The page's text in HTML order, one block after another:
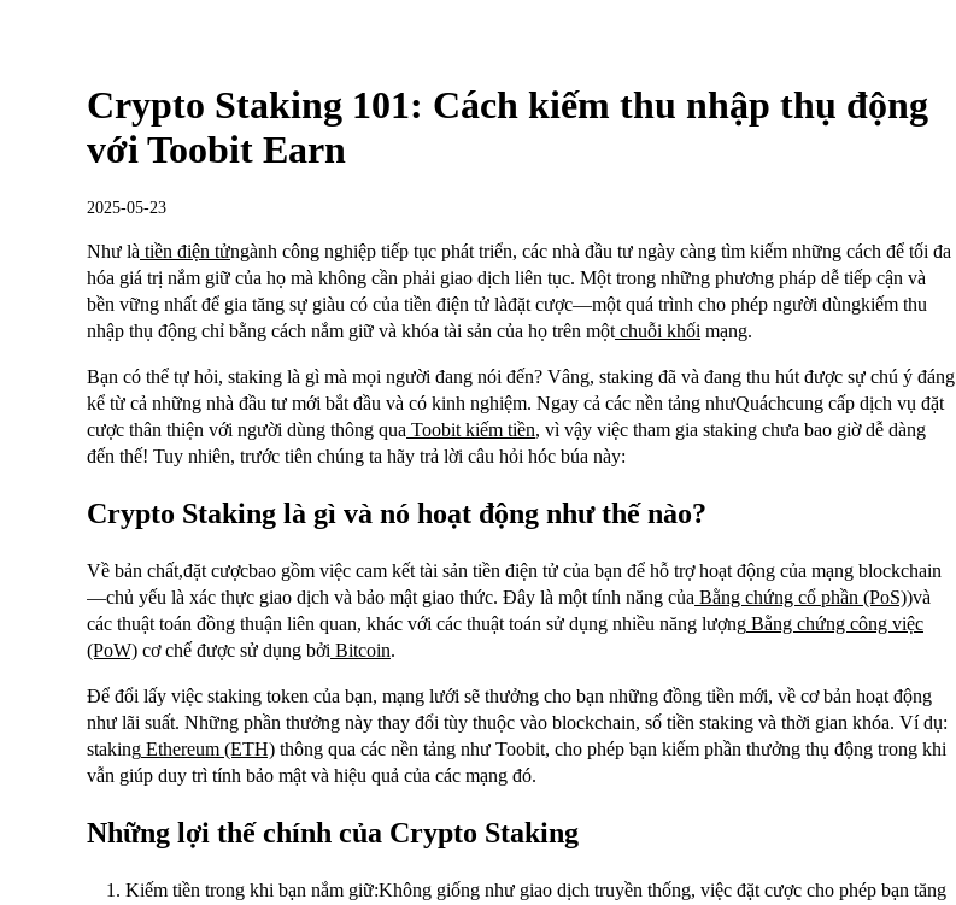
Crypto Staking 101: Cách kiếm thu nhập thụ động
với Toobit Earn
2025-05-23
Như là tiền điện tửngành công nghiệp tiếp tục phát triển, các nhà đầu tư ngày càng tìm kiếm những cách để tối đa
hóa giá trị nắm giữ của họ mà không cần phải giao dịch liên tục. Một trong những phương pháp dễ tiếp cận và
bền vững nhất để gia tăng sự giàu có của tiền điện tử làđặt cược—một quá trình cho phép người dùngkiếm thu
nhập thụ động chỉ bằng cách nắm giữ và khóa tài sản của họ trên mộtchuỗi khối mạng.
Bạn có thể tự hỏi, staking là gì mà mọi người đang nói đến? Vâng, staking đã và đang thu hút được sự chú ý đáng
kể từ cả những nhà đầu tư mới bắt đầu và có kinh nghiệm. Ngay cả các nền tảng nhưQuáchcung cấp dịch vụ đặt
cược thân thiện với người dùng thông qua Toobit kiếm tiền, vì vậy việc tham gia staking chưa bao giờ dễ dàng
đến thế! Tuy nhiên, trước tiên chúng ta hãy trả lời câu hỏi hóc búa này:
Crypto Staking là gì và nó hoạt động như thế nào?
Về bản chất,đặt cượcbao gồm việc cam kết tài sản tiền điện tử của bạn để hỗ trợ hoạt động của mạng blockchain
—chủ yếu là xác thực giao dịch và bảo mật giao thức. Đây là một tính năng của Bằng chứng cổ phần (PoS))và
các thuật toán đồng thuận liên quan, khác với các thuật toán sử dụng nhiều năng lượng Bằng chứng công việc
(PoW) cơ chế được sử dụng bởi Bitcoin.
Để đổi lấy việc staking token của bạn, mạng lưới sẽ thưởng cho bạn những đồng tiền mới, về cơ bản hoạt động
như lãi suất. Những phần thưởng này thay đổi tùy thuộc vào blockchain, số tiền staking và thời gian khóa. Ví dụ:
staking Ethereum (ETH) thông qua các nền tảng như Toobit, cho phép bạn kiếm phần thưởng thụ động trong khi
vẫn giúp duy trì tính bảo mật và hiệu quả của các mạng đó.
Những lợi thế chính của Crypto Staking
Kiếm tiền trong khi bạn nắm giữ:Không giống như giao dịch truyền thống, việc đặt cược cho phép bạn tăng